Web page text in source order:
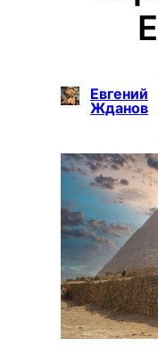
Евгений
Жданов